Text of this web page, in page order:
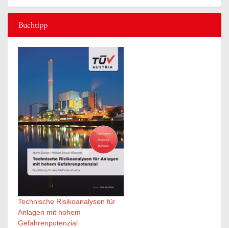
Buchtipp
Technische Risikoanalysen für
Anlagen mit hohem
Gefahrenpotenzial